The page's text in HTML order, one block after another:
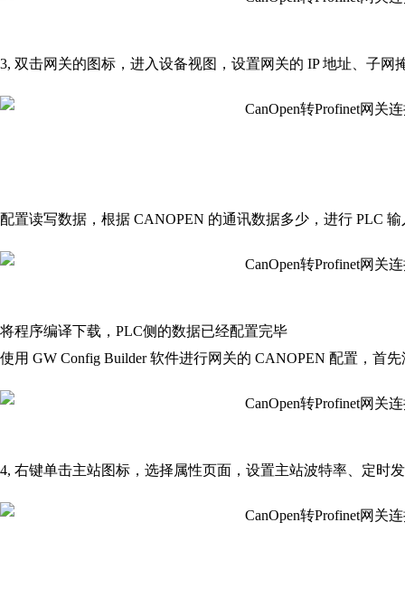
3, 双击网关的图标，进入设备视图，设置网关的 IP 地址、子网
配置读写数据，根据 CANOPEN 的通讯数据多少，进行 PLC
将程序编译下载，PLC侧的数据已经配置完毕
使用 GW Config Builder 软件进行网关的 CANOPEN 配置，首
4, 右键单击主站图标，选择属性页面，设置主站波特率、定时